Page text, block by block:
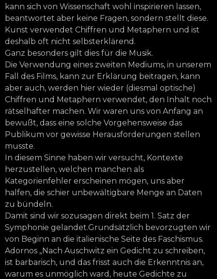
kann sich von Wissenschaft wohl inspirieren lassen,
beantwortet aber keine Fragen, sondern stellt diese.
Kunst verwendet Chiffren und Metaphern und ist
deshalb oft nicht selbsterklärend.
Ganz besonders gilt dies für die Musik.
Die Verwendung eines zweiten Mediums, in unserem
Fall des Films, kann zur Erklärung beitragen, kann
aber auch, werden hier wieder (diesmal optische)
Chiffren und Metaphern verwendet, den Inhalt noch
rätselhafter machen. Wir waren uns von Anfang an
bewußt, dass eine solche Vorgehensweise das
Publikum vor gewisse Herausforderungen stellen
musste.
In diesem Sinne haben wir versucht, Kontexte
herzustellen, welchen manchen als
Kategorienfehler erscheinen mögen, uns aber
halfen, die schier unbewältigbare Menge an Daten
zu bündeln.
Damit sind wir sozusagen direkt beim 1. Satz der
Symphonie gelandet.Grundsätzlich bevorzugten wir
von Beginn an die italienische Seite des Faschismus.
Adornos „Nach Auschwitz ein Gedicht zu schreiben,
ist barbarisch, und das frisst auch die Erkenntnis an,
warum es unmöglich ward, heute Gedichte zu